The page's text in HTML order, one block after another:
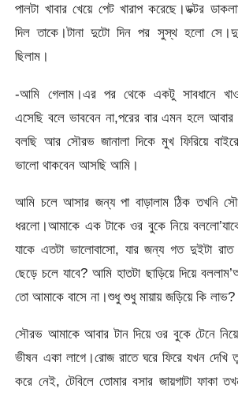
পালটা খাবার খেয়ে পেট খারাপ করেছে।ডক্টর
দিল তাকে।টানা দুটো দিন পর সুস্থ হলো
ছিলাম।
-আমি গেলাম।এর পর থেকে একটু সাবধানে
এসেছি বলে ভাববেন না,পরের বার এমন হলে
বলছি আর সৌরভ জানালা দিকে মুখ ফিরিয়ে
ভালো থাকবেন আসছি আমি।
আমি চলে আসার জন্য পা বাড়ালাম ঠিক তখনি
ধরলো।আমাকে এক টাকে ওর বুকে নিয়ে
যাকে এতটা ভালোবাসো, যার জন্য গত দুইটা রাত
ছেড়ে চলে যাবে? আমি হাতটা ছাড়িয়ে দিয়ে
তো আমাকে বাসে না।শুধু শুধু মায়ায় জড়িয়ে কি লাভ?
সৌরভ আমাকে আবার টান দিয়ে ওর বুকে টেনে
ভীষন একা লাগে।রোজ রাতে ঘরে ফিরে যখন দেখি
করে নেই, টেবিলে তোমার বসার জায়গাটা ফাকা